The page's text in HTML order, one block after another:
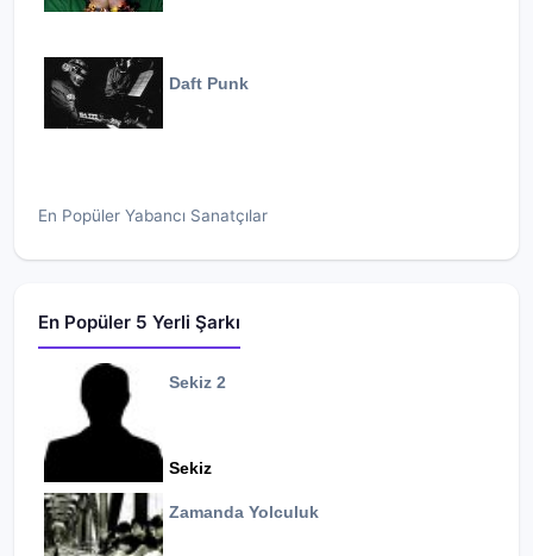
Daft Punk
En Popüler Yabancı Sanatçılar
En Popüler 5 Yerli Şarkı
Sekiz 2
Sekiz
Zamanda Yolculuk